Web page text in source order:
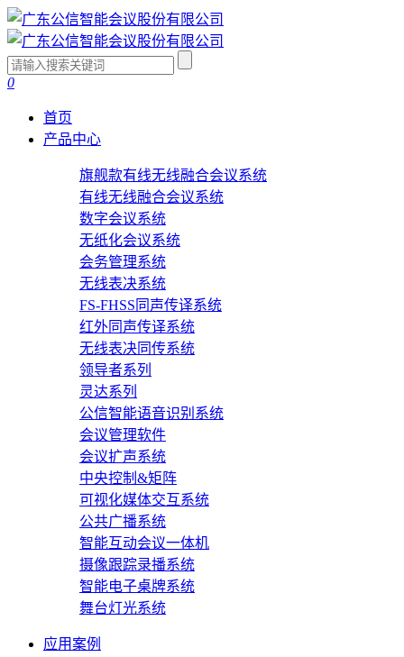
0
首页
产品中心
旗舰款有线无线融合会议系统
有线无线融合会议系统
数字会议系统
无纸化会议系统
会务管理系统
无线表决系统
FS-FHSS同声传译系统
红外同声传译系统
无线表决同传系统
领导者系列
灵达系列
公信智能语音识别系统
会议管理软件
会议扩声系统
中央控制&矩阵
可视化媒体交互系统
公共广播系统
智能互动会议一体机
摄像跟踪录播系统
智能电子桌牌系统
舞台灯光系统
应用案例